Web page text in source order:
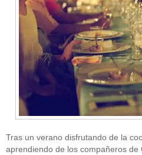
Tras un verano disfrutando de la
aprendiendo de los compañeros